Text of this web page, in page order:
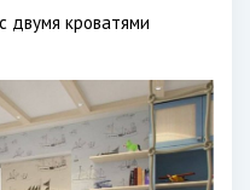
двумя кроватями